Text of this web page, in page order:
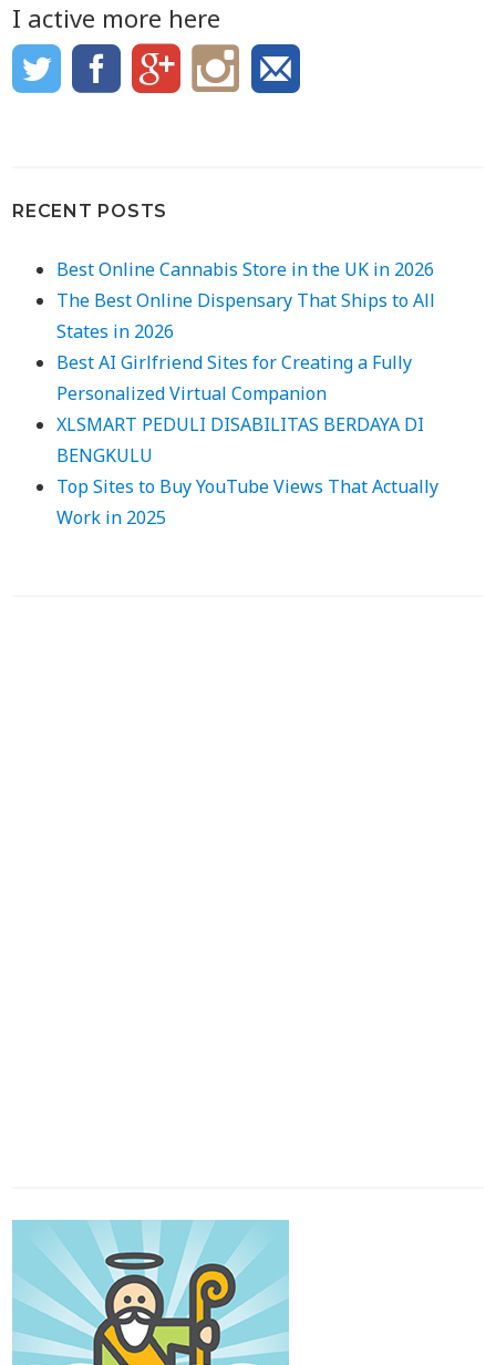
I active more here
RECENT POSTS
Best Online Cannabis Store in the UK in 2026
The Best Online Dispensary That Ships to All
States in 2026
Best AI Girlfriend Sites for Creating a Fully
Personalized Virtual Companion
XLSMART PEDULI DISABILITAS BERDAYA DI
BENGKULU
Top Sites to Buy YouTube Views That Actually
Work in 2025